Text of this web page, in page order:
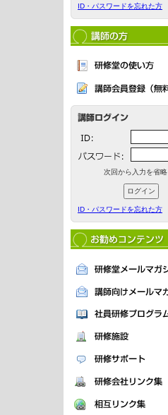
ID・パスワードを忘れた方
次回から入力を省略
ID・パスワードを忘れた方